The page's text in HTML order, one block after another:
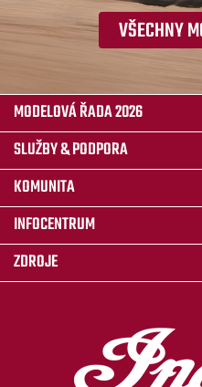
VŠECHNY
MODELOVÁ ŘADA 2026
SLUŽBY & PODPORA
KOMUNITA
INFOCENTRUM
ZDROJE